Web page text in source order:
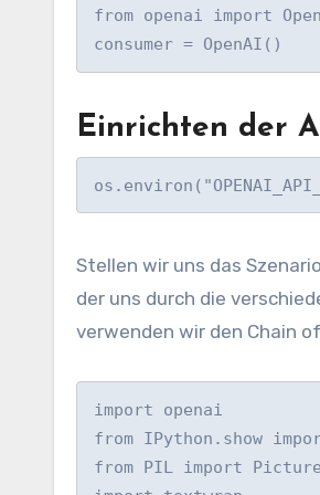
from openai import
consumer = OpenAI()
Einrichten der
Stellen wir uns das
der uns durch die
verwenden wir den Chain
import openai
from IPython.show
from PIL import